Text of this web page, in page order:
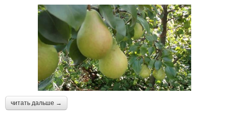
читать дальше →